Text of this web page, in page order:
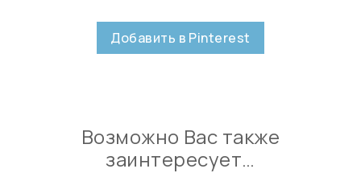
Добавить в Pinterest
Возможно Вас также
заинтересует…